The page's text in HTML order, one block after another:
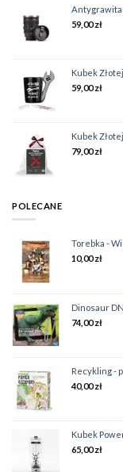
59,00zł
Kubek
59,00zł
Kubek
79,00zł
POLECANE
Torebka -
10,00zł
Dinosaur
74,00zł
Recykling -
40,00zł
Kubek
65,00zł